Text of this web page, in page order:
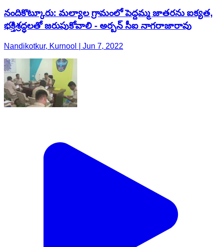
నందికొట్కూరు: మల్యాల గ్రామంలో పెద్దమ్మ జాతరను ఐక్యత,
భక్తిశ్రద్ధలతో జరుపుకోవాలి - అర్బన్ సీఐ నాగరాజారావు
Nandikotkur, Kurnool | Jun 7, 2022